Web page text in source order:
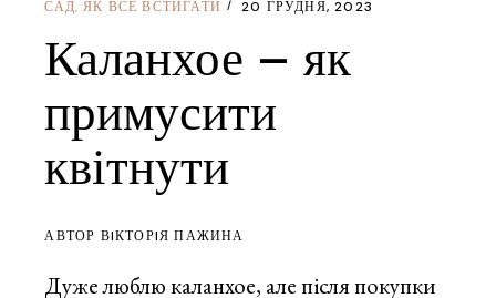
САД, ЯК ВСЕ ВСТИГАТИ 20 ГРУДНЯ, 2023
Каланхое – як
примусити
квітнути
АВТОР ВIКТОРIЯ ПАЖИНА
Дуже люблю каланхое, але після покупки